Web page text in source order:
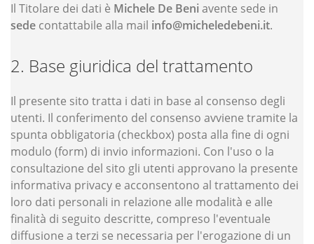
Il Titolare dei dati è Michele De Beni avente sede in
sede contattabile alla mail info@micheledebeni.it.
Base giuridica del trattamento
Il presente sito tratta i dati in base al consenso degli
utenti. Il conferimento del consenso avviene tramite la
spunta obbligatoria (checkbox) posta alla fine di ogni
modulo (form) di invio informazioni. Con l'uso o la
consultazione del sito gli utenti approvano la presente
informativa privacy e acconsentono al trattamento dei
loro dati personali in relazione alle modalità e alle
finalità di seguito descritte, compreso l'eventuale
diffusione a terzi se necessaria per l'erogazione di un